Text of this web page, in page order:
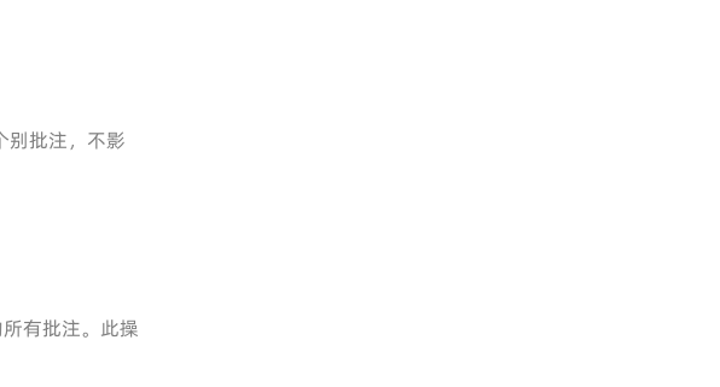
别批注，不影
有批注。此操